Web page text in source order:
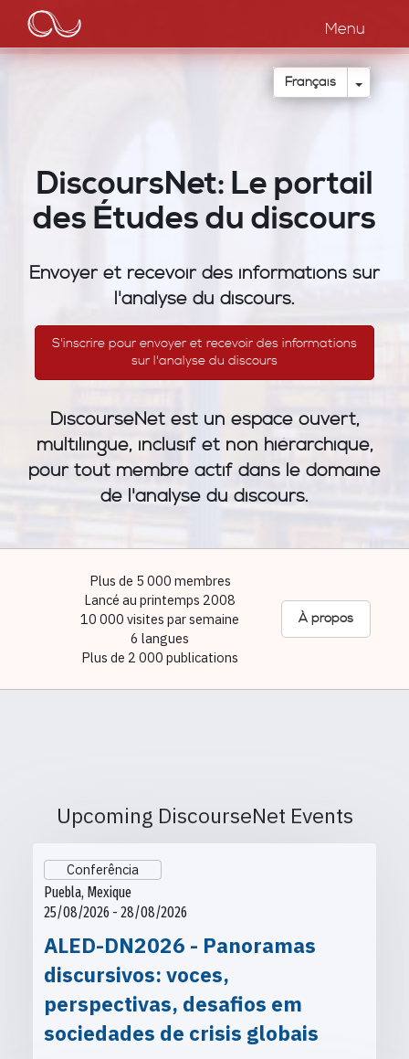
contenu
principal
Main
navigation
Menu
Français Toggle
DiscoursNet: Le portail
des Études du discours
Envoyer et recevoir des informations sur
l'analyse du discours.
S'inscrire pour envoyer et recevoir des informations
sur l'analyse du discours
DiscourseNet est un espace ouvert,
multilingue, inclusif et non hiérarchique,
pour tout membre actif dans le domaine
de l'analyse du discours.
Plus de 5 000 membres
Lancé au printemps 2008
10 000 visites par semaine
6 langues
Plus de 2 000 publications
À propos
Upcoming DiscourseNet Events
Conferência
Puebla, Mexique
25/08/2026 - 28/08/2026
ALED-DN2026 - Panoramas
discursivos: voces,
perspectivas, desafios em
sociedades de crisis globais